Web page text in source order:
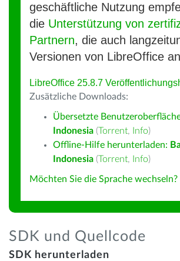
geschäftliche Nutzung
die Unterstützung von
Partnern, die auch
Versionen von LibreOffice
LibreOffice 25.8.7
Zusätzliche Downloads:
Übersetzte
Indonesia (Torrent, Info)
Offline-Hilfe herunterladen:
Indonesia (Torrent, Info)
Möchten Sie die Sprache wechseln?
SDK und Quellcode
SDK herunterladen